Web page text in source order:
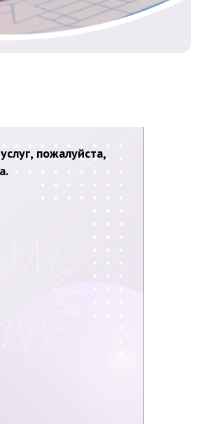
пожалуйста,